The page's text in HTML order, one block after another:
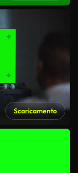
Scaricamento